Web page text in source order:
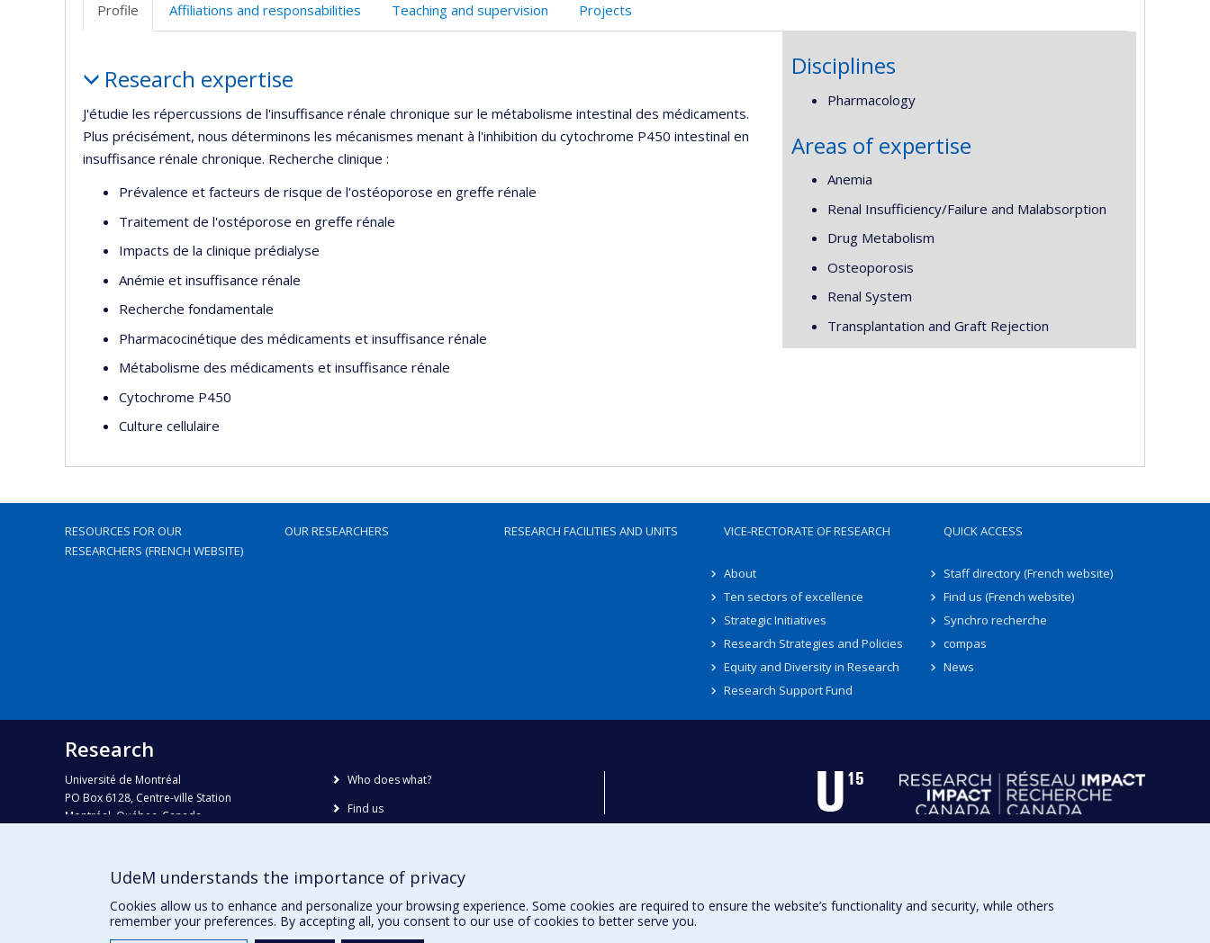
Profile
Affiliations and responsabilities Teaching and supervision Projects
Research expertise
J'étudie les répercussions de l'insuffisance rénale chronique sur le métabolisme intestinal des médicaments.
Plus précisément, nous déterminons les mécanismes menant à l'inhibition du cytochrome P450 intestinal en
insuffisance rénale chronique. Recherche clinique :
Prévalence et facteurs de risque de l'ostéoporose en greffe rénale
Traitement de l'ostéporose en greffe rénale
Impacts de la clinique prédialyse
Anémie et insuffisance rénale
Recherche fondamentale
Pharmacocinétique des médicaments et insuffisance rénale
Métabolisme des médicaments et insuffisance rénale
Cytochrome P450
Culture cellulaire
Disciplines
Pharmacology
Areas of expertise
Anemia
Renal Insufficiency/Failure and Malabsorption
Drug Metabolism
Osteoporosis
Renal System
Transplantation and Graft Rejection
RESOURCES FOR OUR
RESEARCHERS (FRENCH WEBSITE)
OUR RESEARCHERS RESEARCH FACILITIES AND UNITS VICE-RECTORATE OF RESEARCH
About
Ten sectors of excellence
Strategic Initiatives
Research Strategies and Policies
Equity and Diversity in Research
Research Support Fund
QUICK ACCESS
Staff directory (French website)
Find us (French website)
Synchro recherche
compas
News
Research
Université de Montréal
PO Box 6128, Centre-ville Station
Montréal, Québec, Canada
Phone : 514 343-6111, #38492
recherche@umontreal.ca
Who does what?
Find us
UdeM understands the importance of privacy
Cookies allow us to enhance and personalize your browsing experience. Some cookies are required to ensure the website’s functionality and security, while others
remember your preferences. By accepting all, you consent to our use of cookies to better serve you.